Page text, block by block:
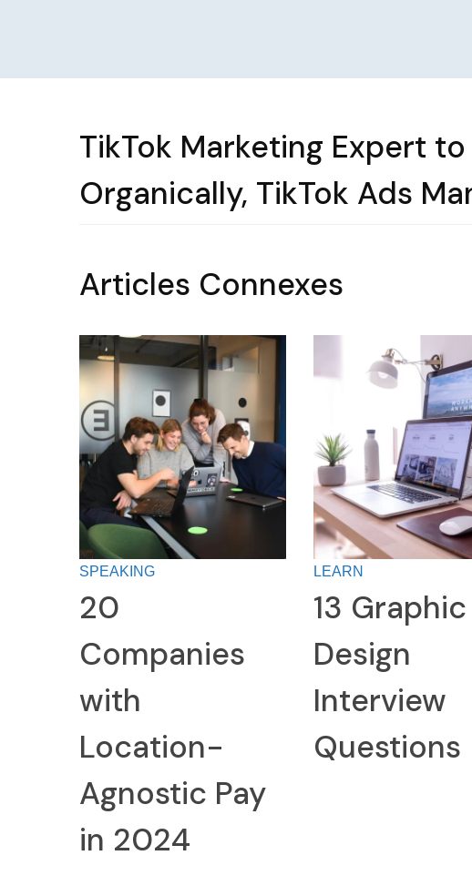
TikTok Marketing Expert
Organically, TikTok Ads
Articles Connexes
SPEAKING
20
Companies
with
Location-
Agnostic Pay
in 2024
LEARN
13 Graphic
Design
Interview
Questions